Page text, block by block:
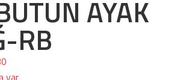
AYAK
RB
var